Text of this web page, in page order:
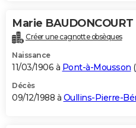
Marie BAUDONCOURT
Créer une cagnotte obsèques
Naissance
11/03/1906 à Pont-à-Mousson (
Décès
09/12/1988 à Oullins-Pierre-